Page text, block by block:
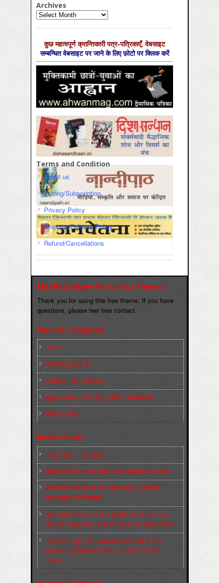
Archives
Archives
कुछ महत्‍वपूर्ण क्रान्तिकारी पत्र-पत्रिकाएँ, वेबसाइट
सम्‍बन्धित वेबसाइट पर जाने के लिए फ़ोटो पर क्लिक करें
Terms and Condition
About us
Pricing/Subscription
Privacy Policy
Shipping/Delivery Policy
Refund/Cancellations
Max Responsive Wordpress Themse
Thank you for using this free theme. If you have
questions, please feel free contact.
Popular Categories
Slider
कारख़ाना इलाक़ों से
फ़ासीवाद / साम्‍प्रदायिकता
बुर्जुआ जनवाद – दमन तंत्र, पुलिस, न्‍यायपालिका
संघर्षरत जनता
Recent Posts
मज़दूर बिगुल – जून 2026
पश्चिम बंगाल में भाजपा सरकार और बुलडोज़र का आतंक!
अमानवीयता की हदें पार कर रही है क्यूबा में अमेरिकी
साम्राज्यवाद की घेराबन्दी
शिक्षा मंत्री धर्मेन्द्र प्रधान के इस्तीफ़े की माँग को लेकर
दिल्ली के जन्तर-मन्तर पर छात्रों-युवाओं का विरोध प्रदर्शन
‘नोएडा के मज़दूरों और कार्यकर्ताओं की रिहाई के लिए
अभियान’ (CaRWAN) के बैनर तले दिल्ली में विरोध
प्रदर्शन